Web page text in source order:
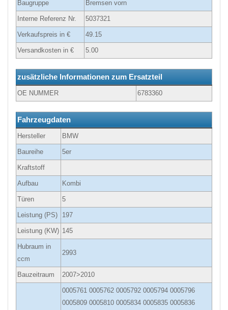
Baugruppe Bremsen vorn
Interne Referenz Nr. 5037321
Verkaufspreis in € 49.15
Versandkosten in € 5.00
zusätzliche Informationen zum Ersatzteil
OE NUMMER 6783360
Fahrzeugdaten
Hersteller BMW
Baureihe 5er
Kraftstoff
Aufbau Kombi
Türen 5
Leistung (PS) 197
Leistung (KW) 145
Hubraum in
ccm
2993
Bauzeitraum 2007>2010
0005761 0005762 0005792 0005794 0005796
0005809 0005810 0005834 0005835 0005836